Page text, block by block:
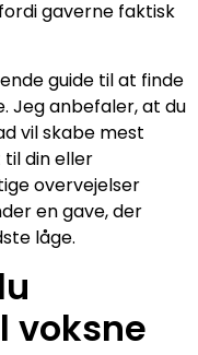
gaverne faktisk
guide til at finde
Jeg anbefaler, at du
vil skabe mest
din eller
overvejelser
en gave, der
låge.
voksne